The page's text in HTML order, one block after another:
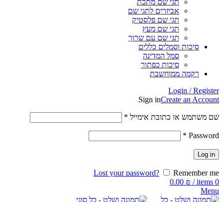
תגי שם מתכת
אביזרים לתגי שם
תגי שם פלסטיק
תגי שם מעץ
תגי שם עם שרוך
סיכות וסמלים כללים
סמל המדינה
סיכות כפתור
רקמה ממוחשבת
Login / Register
Sign inCreate an Account
שם משתמש או כתובת אימייל *
Password
*
Log in
Lost your password?
Remember me
0
items
/
0.00 ₪
Menu